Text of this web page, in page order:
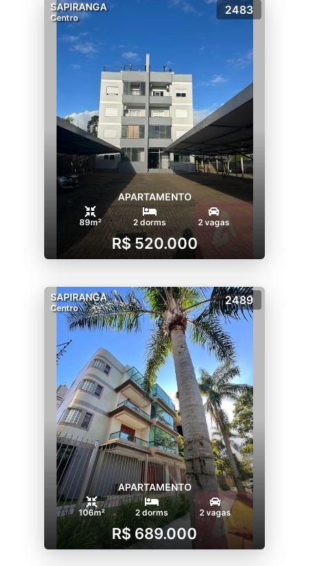
SAPIRANGA
Centro
2483
APARTAMENTO
89m² 2 dorms 2 vagas
R$ 520.000
SAPIRANGA
Centro
2489
APARTAMENTO
106m² 2 dorms 2 vagas
R$ 689.000